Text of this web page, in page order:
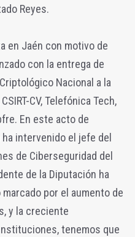
Reyes.
en Jaén con motivo de
con la entrega de
Nacional a la
CV, Telefónica Tech,
En este acto de
intervenido el jefe del
de Ciberseguridad del
de la Diputación ha
por el aumento de
y la creciente
tenemos que